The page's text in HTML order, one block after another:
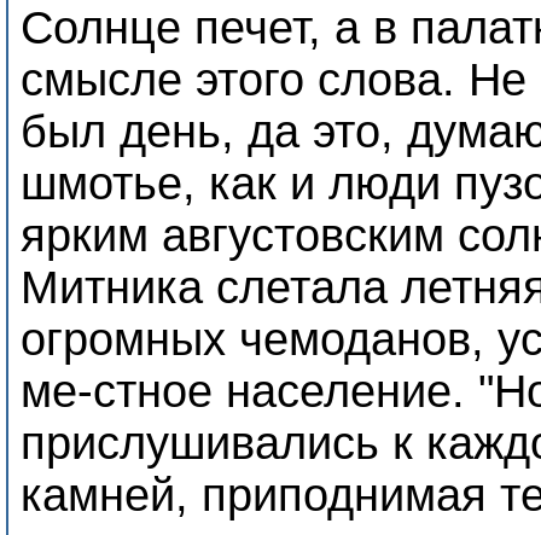
Солнце печет, а в
смысле этого слова.
был день, да это,
шмотье, как и люди
ярким августовским
Митника слетала
огромных чемоданов,
ме-стное население.
прислушивались к
камней, приподнимая